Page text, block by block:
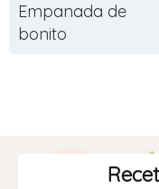
Empanada de
bonito